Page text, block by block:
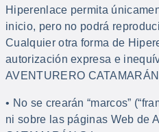
Hiperenlace permita
inicio, pero no podrá
Cualquier otra forma de
autorización expresa e
AVENTURERO
• No se crearán “marcos”
ni sobre las páginas Web de